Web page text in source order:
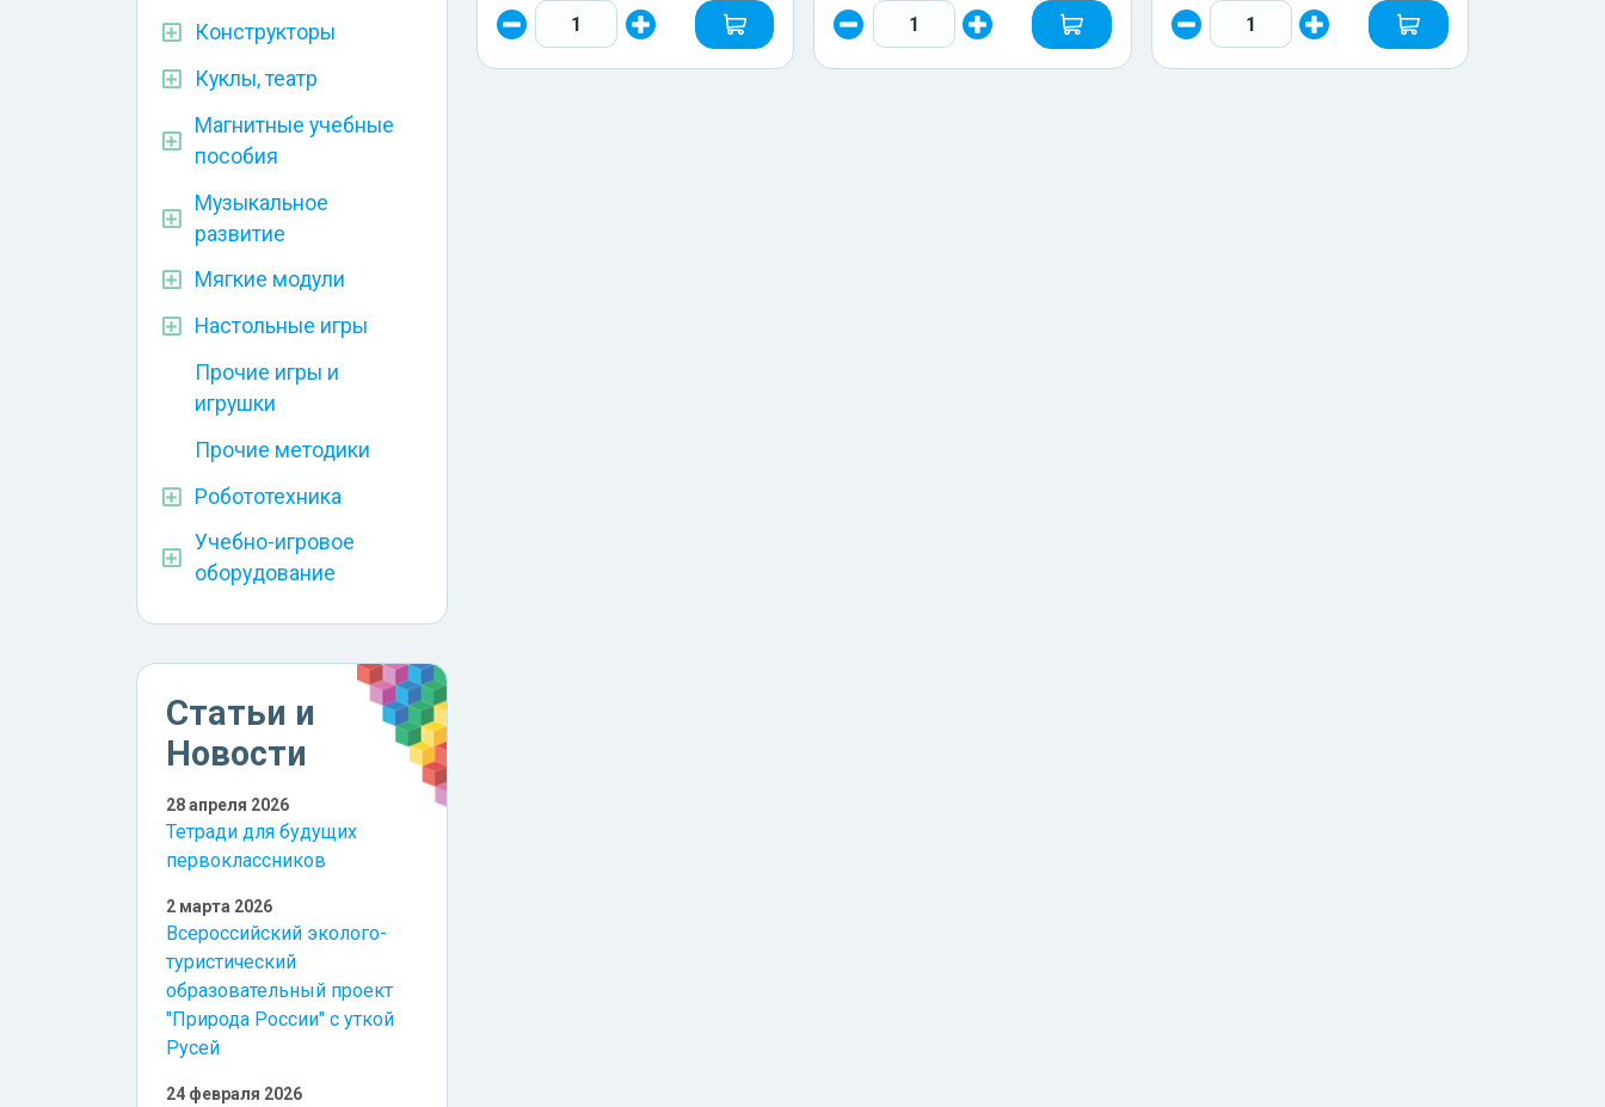
Конструкторы
Куклы, театр
Магнитные учебные
пособия
Музыкальное
развитие
Мягкие модули
Настольные игры
Прочие игры и
игрушки
Прочие методики
Робототехника
Учебно-игровое
оборудование
Статьи и
Новости
28 апреля 2026
Тетради для будущих
первоклассников
2 марта 2026
Всероссийский эколого-
туристический
образовательный проект
"Природа России" с уткой
Русей
24 февраля 2026